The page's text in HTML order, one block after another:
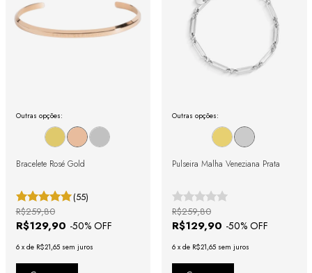
Outras opções:
Bracelete Rosé Gold
(55)
R$129,90 -50% OFF
R$259,80
6 x de R$21,65 sem juros
Outras opções:
Pulseira Malha Veneziana Prata
R$129,90 -50% OFF
R$259,80
6 x de R$21,65 sem juros